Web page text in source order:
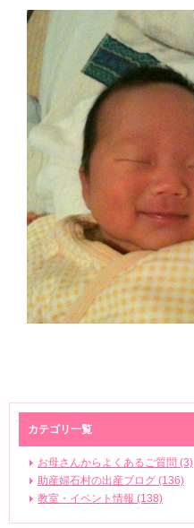
カテゴリ一覧
お母さんからよくあるご質問 (3)
助産婦石村の出産ブログ (136)
教室・イベント情報 (138)